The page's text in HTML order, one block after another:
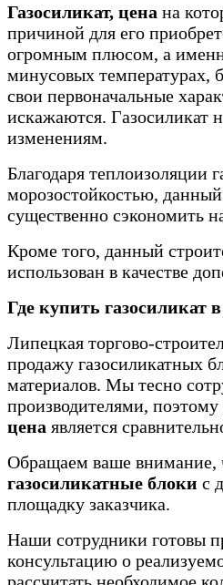
Газосиликат, цена на
причиной для его
огромным плюсом, а
минусовых температурах,
свои первоначальные
искажаются. Газосиликат
изменениям.
Благодаря теплоизоляции
морозостойкостью,
существенно сэкономить
Кроме того, данный
использован в качестве
Где купить газосиликат
Липецкая торгово-
продажу газосиликатных
материалов. Мы тесно
производителями, поэтому
цена является
Обращаем ваше внимание,
газосиликатные блоки с
площадку заказчика.
Наши сотрудники готовы
консультацию о